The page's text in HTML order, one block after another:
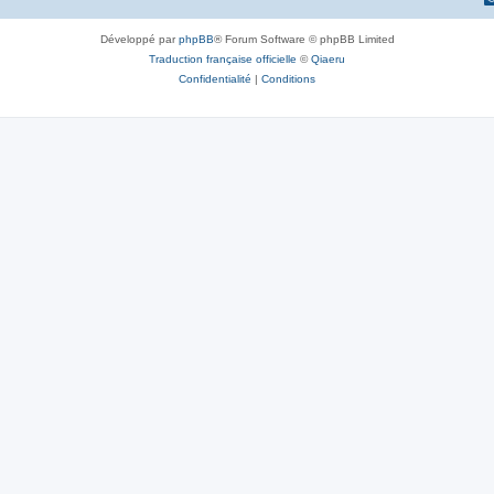
Développé parphpBB® Forum Software © phpBB Limited
Traduction française officielle ©Qiaeru
Confidentialité | Conditions